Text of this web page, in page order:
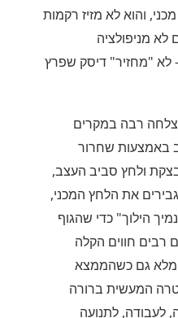
והוא לא מזיז רקמות
לא מניפולציה
לא "מחזיר" דיסק שפרץ
רבה במקרים
באמצעות שחרור
בצקת ולחץ סביב העצב,
את הלחץ המכני,
הילוך" כדי שהגוף
רבים חווים הקלה
מלא גם כשהממצא
המעשית ברורה
לעבודה, לתנועה